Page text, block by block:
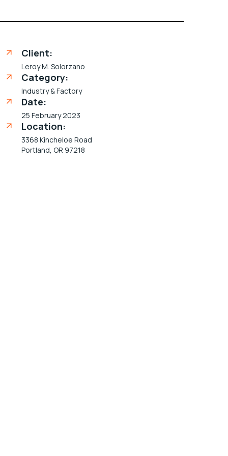
Client:
Leroy M. Solorzano
Category:
Industry & Factory
Date:
25 February 2023
Location:
3368 Kincheloe Road
Portland, OR 97218